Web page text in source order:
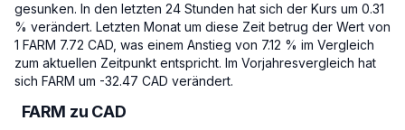
gesunken. In den letzten 24 Stunden hat sich der Kurs um 0.31
% verändert. Letzten Monat um diese Zeit betrug der Wert von
1 FARM 7.72 CAD, was einem Anstieg von 7.12 % im Vergleich
zum aktuellen Zeitpunkt entspricht. Im Vorjahresvergleich hat
sich FARM um -32.47 CAD verändert.
FARM zu CAD